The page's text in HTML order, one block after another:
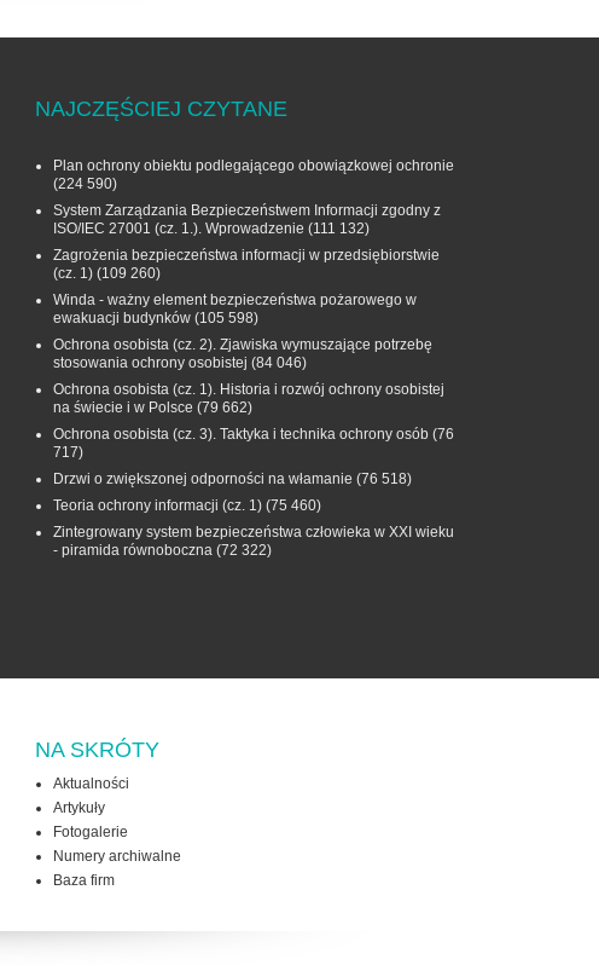
NAJCZĘŚCIEJ CZYTANE
Plan ochrony obiektu podlegającego obowiązkowej ochronie
(224 590)
System Zarządzania Bezpieczeństwem Informacji zgodny z
ISO/IEC 27001 (cz. 1.). Wprowadzenie (111 132)
Zagrożenia bezpieczeństwa informacji w przedsiębiorstwie
(cz. 1) (109 260)
Winda - ważny element bezpieczeństwa pożarowego w
ewakuacji budynków (105 598)
Ochrona osobista (cz. 2). Zjawiska wymuszające potrzebę
stosowania ochrony osobistej (84 046)
Ochrona osobista (cz. 1). Historia i rozwój ochrony osobistej
na świecie i w Polsce (79 662)
Ochrona osobista (cz. 3). Taktyka i technika ochrony osób (76
717)
Drzwi o zwiększonej odporności na włamanie (76 518)
Teoria ochrony informacji (cz. 1) (75 460)
Zintegrowany system bezpieczeństwa człowieka w XXI wieku
- piramida równoboczna (72 322)
NA SKRÓTY
Aktualności
Artykuły
Fotogalerie
Numery archiwalne
Baza firm